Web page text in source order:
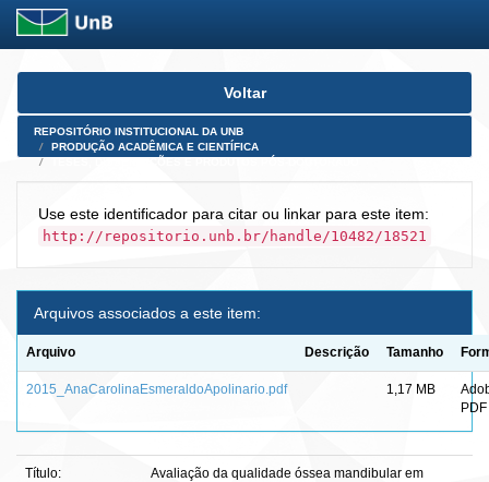
Skip
Voltar
REPOSITÓRIO INSTITUCIONAL DA UNB
PRODUÇÃO ACADÊMICA E CIENTÍFICA
Use este identificador para citar ou linkar para este item:
http://repositorio.unb.br/handle/10482/18521
Arquivos associados a este item:
Arquivo Descrição Tamanho
2015_AnaCarolinaEsmeraldoApolinario.pdf 1,17 MB
PDF
Título:
Avaliação da qualidade óssea mandibular em